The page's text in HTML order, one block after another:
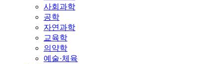
사회과학
공학
자연과학
교육학
의약학
예술·체육